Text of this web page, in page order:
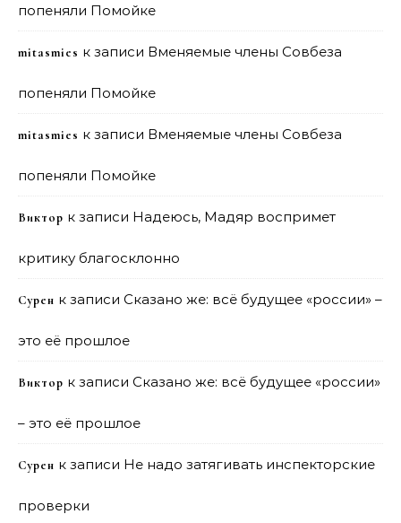
попеняли Помойке
mitasmies к записи Вменяемые члены Совбеза
попеняли Помойке
mitasmies к записи Вменяемые члены Совбеза
попеняли Помойке
Виктор к записи Надеюсь, Мадяр воспримет
критику благосклонно
Сурен к записи Сказано же: всё будущее «россии» –
это её прошлое
Виктор к записи Сказано же: всё будущее «россии»
– это её прошлое
Сурен к записи Не надо затягивать инспекторские
проверки